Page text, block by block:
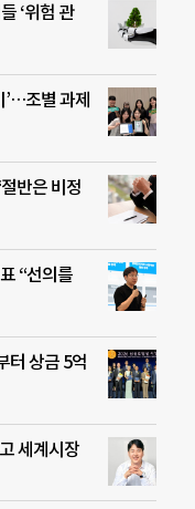
‘위험 관
조별 과제
반은 비정
“선의를
터 상금 5억
세계시장